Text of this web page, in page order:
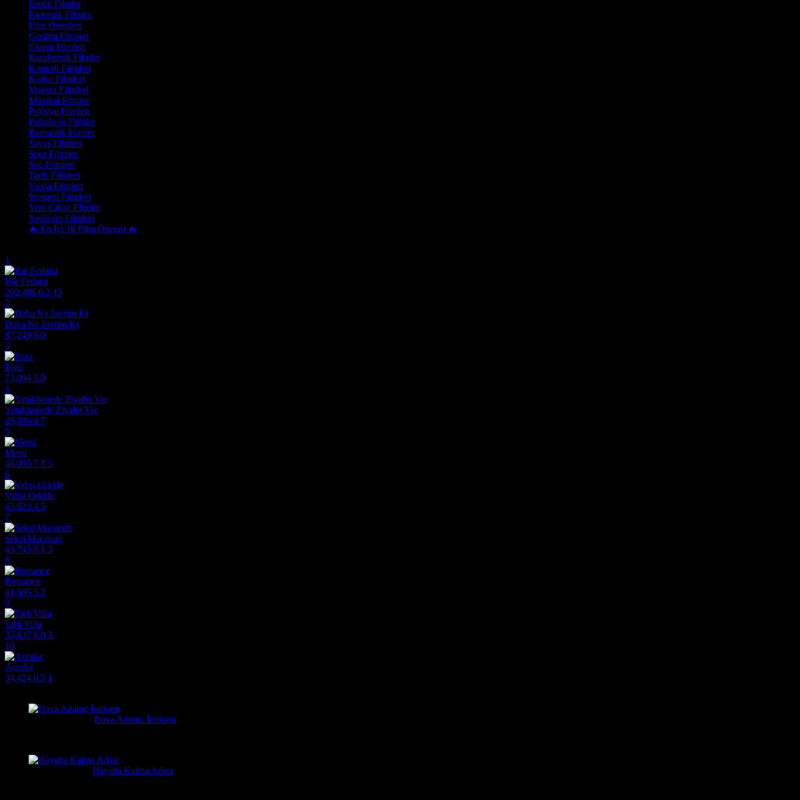
Erotik Filmler
Fantastik Filmler
Film Önerileri
Gerilim Filmleri
Gizem Filmleri
Karakomik Filmler
Komedi Filmleri
Korku Filmleri
Macera Filmleri
Müzikal Filmler
Polisiye Filmleri
Psikolojik Filmler
Romantik Filmler
Savaş Filmleri
Spor Filmleri
Suç Filmleri
Tarih Filmleri
Vuxia Filmleri
Western Filmleri
Yeni Çıkan Filmler
Yeşilçam Filmleri
🔥 En İyi 10 Film Önerisi 🔥
1
Bar Fedaisi
202,386 6.2 15
2
Daha Ne İsterim Ki
87,249 6.0
3
İlişki
73,094 5.0
4
Yatakhanede Ziyafet Var
49,886 4.7
5
Messi
46,095 7.1 5
6
Vahşi Orkide
45,623 4.5
7
Seksi Maceram
43,745 6.1 3
8
Romance
41,605 5.2
9
Tatlı Villa
35,637 6.0 3
10
Arzular
34,424 6.5 1
Dava Adamı: İntikam
Hayatta Kalma Adası